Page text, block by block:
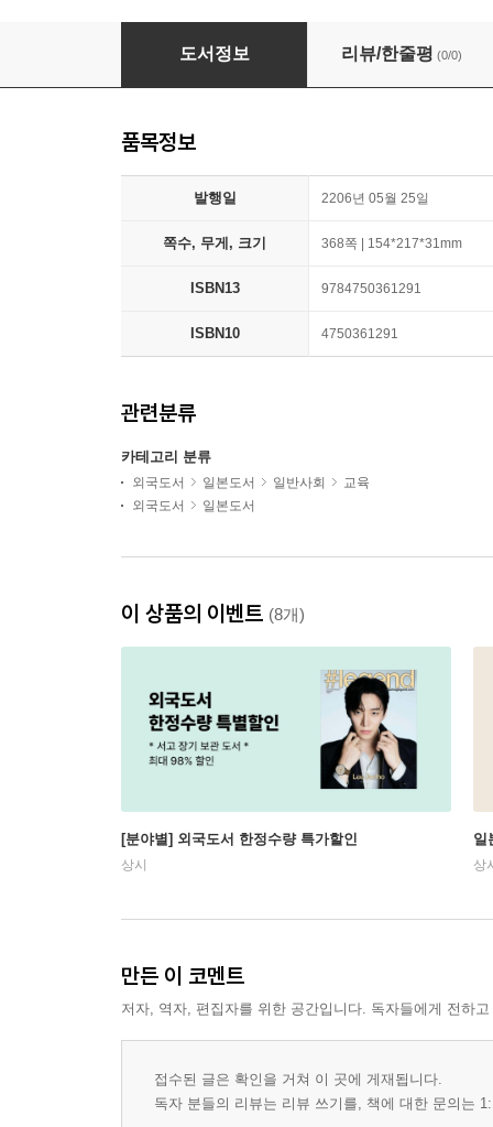
地域に根ざしたインクル-シブ敎育
도서정보 리뷰/한줄평 (0/0)
품목정보
발행일 2206년 05월 25일
쪽수, 무게, 크기 368쪽 | 154*217*31mm
ISBN13 9784750361291
ISBN10 4750361291
관련분류
카테고리 분류
외국도서 일본도서 일반사회
교육
외국도서
일본도서
이 상품의 이벤트 (8개)
[분야별] 외국도서 한정수량 특가할인
상시
일
상
만든 이 코멘트
저자, 역자, 편집자를 위한 공간입니다. 독자들에게 전하
접수된 글은 확인을 거쳐 이 곳에 게재됩니다.
독자 분들의 리뷰는 리뷰 쓰기를, 책에 대한 문의는